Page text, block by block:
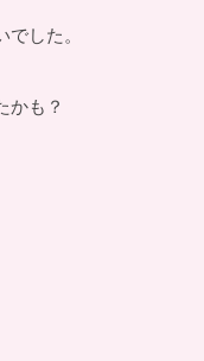
した。
かも？